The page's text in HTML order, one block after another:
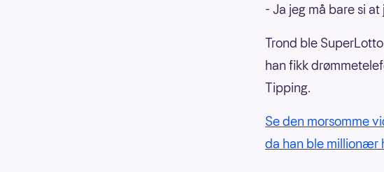
- Ja jeg må bare si
Trond ble
han fikk
Tipping.
Se den morsomme
da han ble millionær